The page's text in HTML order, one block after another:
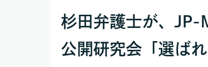
杉田弁護士が、JP-
公開研究会「選ば